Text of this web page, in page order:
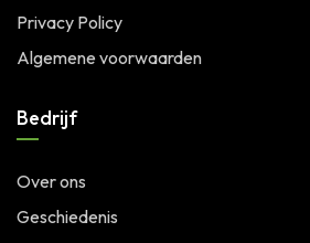
Privacy Policy
Algemene voorwaarden
Bedrijf
Over ons
Geschiedenis